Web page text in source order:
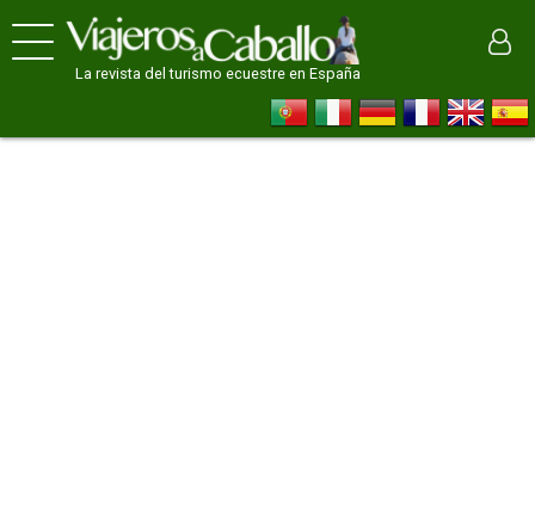
La revista del turismo ecuestre en España